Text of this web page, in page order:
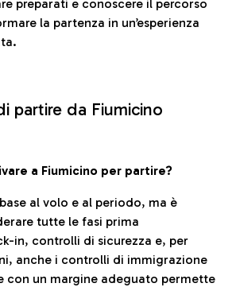
preparati e conoscere il percorso
la partenza in un’esperienza
partire da Fiumicino
a Fiumicino per partire?
al volo e al periodo, ma è
tutte le fasi prima
in, controlli di sicurezza e, per
anche i controlli di immigrazione
con un margine adeguato permette